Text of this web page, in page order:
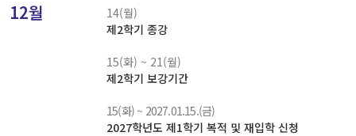
12월
14(월)
제2학기 종강
15(화) ~ 21(월)
제2학기 보강기간
15(화) ~ 2027.01.15.(금)
2027학년도 제1학기 복적 및 재입학 신청